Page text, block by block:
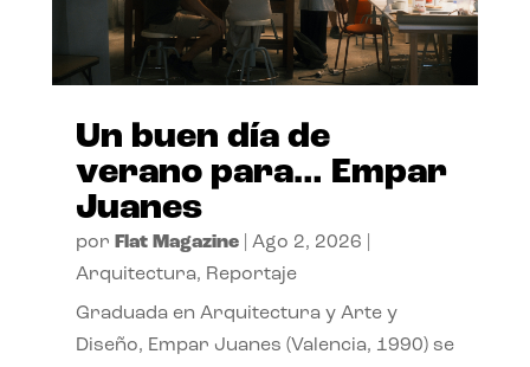
Un buen día de
verano para… Empar
Juanes
por Flat Magazine| Ago 2, 2026
Arquitectura, Reportaje
Graduada en Arquitectura y Arte y
Diseño, Empar Juanes (Valencia, 1990) se